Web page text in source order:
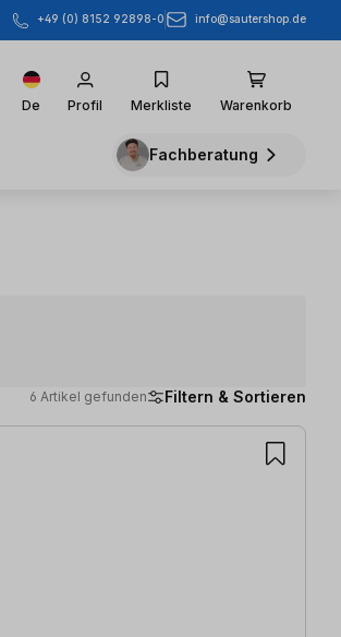
+49 (0) 8152 92898-0 info@sautershop.de
De Profil Merkliste Warenkorb
Fachberatung
6 Artikel gefunden Filtern & Sortieren